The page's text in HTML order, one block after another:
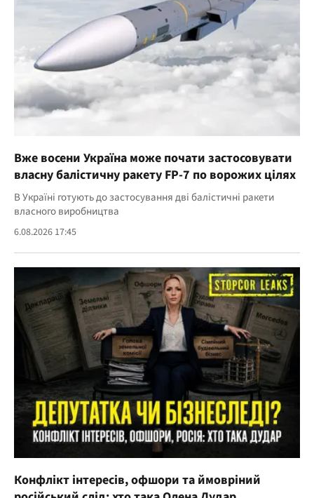
Вже восени Україна може почати застосовувати
власну балістичну ракету FP-7 по ворожих цілях
В Україні готують до застосування дві балістичні ракети
власного виробництва
6.08.2026 17:45
Конфлікт інтересів, офшори та ймовріний